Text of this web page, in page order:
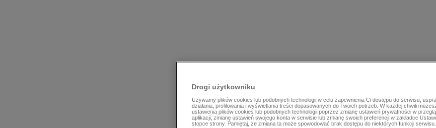
Drogi użytkowniku
Używamy plików cookies lub podobnych technologii w celu zapewnienia Ci dostępu do serwisu,
działania, profilowania i wyświetlania treści dopasowanych do Twoich potrzeb. W każdej chwili
ustawienia plików cookies lub podobnych technologii poprzez zmianę ustawień prywatności w
aplikacji, zmianę ustawień swojego konta w serwisie lub zmianę swoich preferencji w zakładce
stopce strony. Pamiętaj, że zmiana ta może spowodować brak dostępu do niektórych funkcji serwisu.